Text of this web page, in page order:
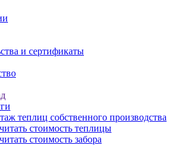
и сертификаты
теплиц собственного производства
стоимость теплицы
стоимость забора